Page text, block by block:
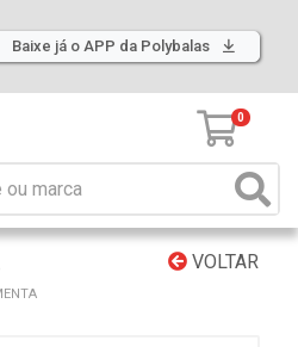
Baixe já o APP da Polybalas
0
VOLTAR